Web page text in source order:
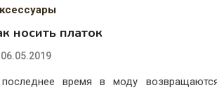
носить платок
06.05.2019
время в моду